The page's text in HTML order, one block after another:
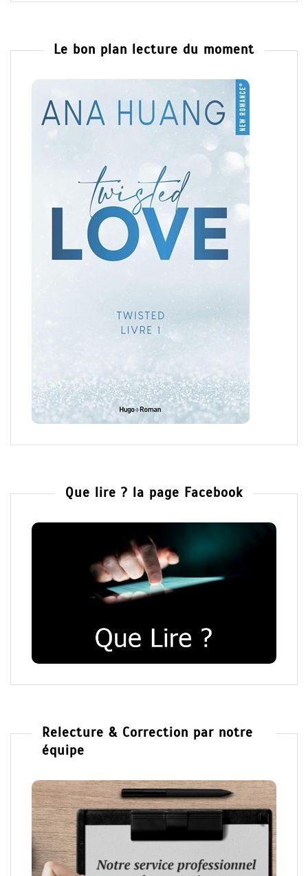
Le bon plan lecture du moment
Que lire ? la page Facebook
Relecture & Correction par notre
équipe